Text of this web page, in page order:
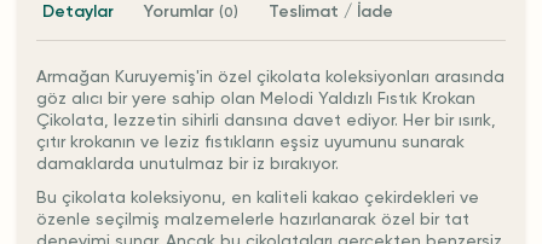
Detaylar Yorumlar (0) Teslimat / İade
Armağan Kuruyemiş'in özel çikolata koleksiyonları arasında
göz alıcı bir yere sahip olan Melodi Yaldızlı Fıstık Krokan
Çikolata, lezzetin sihirli dansına davet ediyor. Her bir ısırık,
çıtır krokanın ve leziz fıstıkların eşsiz uyumunu sunarak
damaklarda unutulmaz bir iz bırakıyor.
Bu çikolata koleksiyonu, en kaliteli kakao çekirdekleri ve
özenle seçilmiş malzemelerle hazırlanarak özel bir tat